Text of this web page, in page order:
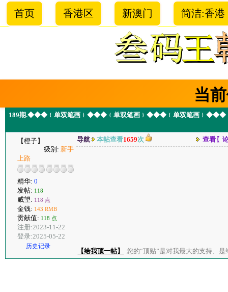
首页 香港区 新澳门 简洁:香港
当
189期.◆◆◆﹛单双笔画﹜◆◆◆﹛单双笔画﹜◆◆◆﹛单双笔画
【橙子】
级别: 新手
上路
精华: 0
发帖: 118
威望: 118 点
金钱: 143 RMB
贡献值: 118 点
注册:2023-11-22
登录:2025-05-22
历史记录
导航 本帖查看1659次 查看〖
【给我顶一帖】 您的“顶贴”是对我最大的支持、